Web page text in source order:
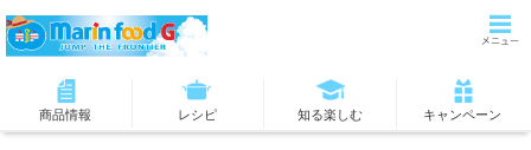
商品情報 レシピ 知る楽しむ キャンペーン